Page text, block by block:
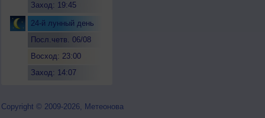
Заход: 19:45
24-й лунный день
Посл.четв. 06/08
Восход: 23:00
Заход: 14:07
Copyright © 2009-2026, Метеонова